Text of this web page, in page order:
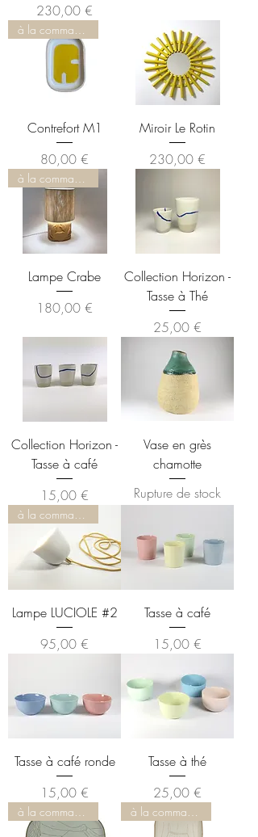
Prix
230,00 €
à la commande
Contrefort M1
Prix
80,00 €
Miroir Le Rotin
Prix
230,00 €
à la commande
Lampe Crabe
Prix
180,00 €
Collection Horizon -
Tasse à Thé
Prix
25,00 €
Collection Horizon -
Tasse à café
Prix
15,00 €
Vase en grès
chamotte
Rupture de stock
à la commande
Lampe LUCIOLE #2
Prix
95,00 €
Tasse à café
Prix
15,00 €
Tasse à café ronde
Prix
15,00 €
Tasse à thé
Prix
25,00 €